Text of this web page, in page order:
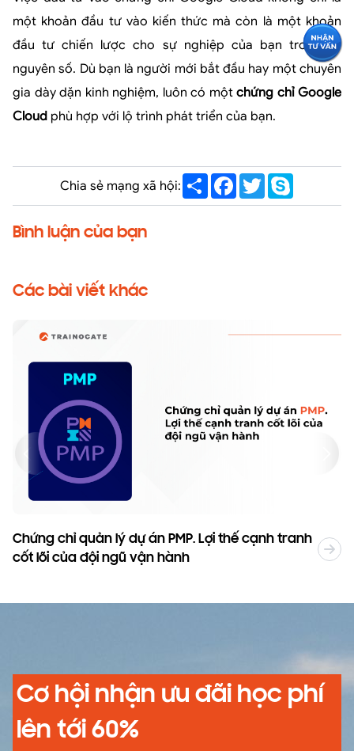
một khoản đầu tư vào kiến thức mà còn là một khoản
đầu tư chiến lược cho sự nghiệp của bạn trong kỷ
nguyên số. Dù bạn là người mới bắt đầu hay một chuyên
gia dày dặn kinh nghiệm, luôn có một chứng chỉ Google
Cloud phù hợp với lộ trình phát triển của bạn.
Chia sẻ mạng xã hội: ShareFacebook
TwitterSkype
Bình luận của bạn
Các bài viết khác
Chứng chỉ quản lý dự án PMP. Lợi thế cạnh tranh
cốt lõi của đội ngũ vận hành
Cơ hội nhận ưu đãi học phí
lên tới 60%